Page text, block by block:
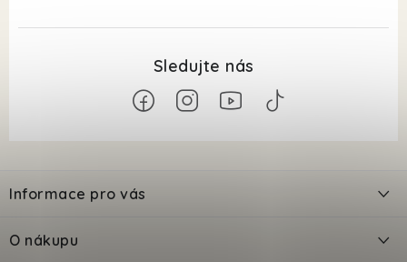
p
a
Informace pro vás
O nákupu